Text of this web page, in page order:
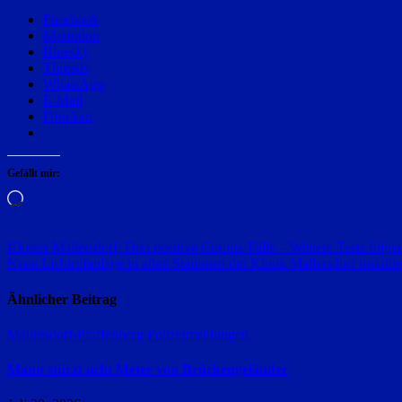
Facebook
Mastodon
Bluesky
Threads
WhatsApp
E-Mail
Drucken
Gefällt mir:
Wird
Beitragsnavigation
Kloster Mallersdorf: Drei positive Corona-Fälle – Weitere Tests
Neue Lichtrufanlage in allen Stationen der Klinik Mallersdorf
Ähnlicher Beitrag
Mallersdorf-Pfaffenberg Polizeimeldungen
Mann stürzt acht Meter von Brückengeländer